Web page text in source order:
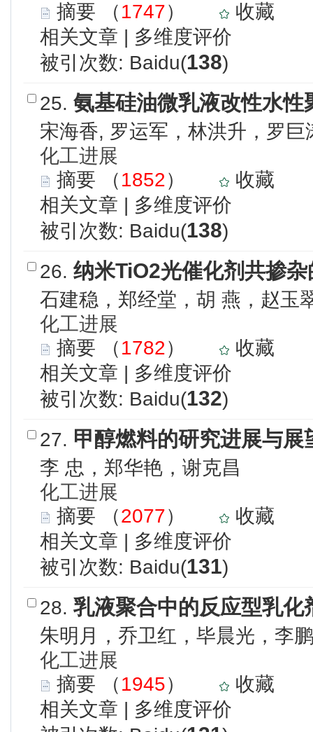
摘要 （1747）
收藏
相关文章 | 多维度评价
被引次数: Baidu(138)
25. 氨基硅油微乳液改性水性
宋海香, 罗运军，林洪升，罗巨
化工进展
摘要 （1852）
收藏
相关文章 | 多维度评价
被引次数: Baidu(138)
26. 纳米TiO2光催化剂共掺
石建稳，郑经堂，胡 燕，赵玉
化工进展
摘要 （1782）
收藏
相关文章 | 多维度评价
被引次数: Baidu(132)
27. 甲醇燃料的研究进展与展
李 忠，郑华艳，谢克昌
化工进展
摘要 （2077）
收藏
相关文章 | 多维度评价
被引次数: Baidu(131)
28. 乳液聚合中的反应型乳化
朱明月，乔卫红，毕晨光，李
化工进展
摘要 （1945）
收藏
相关文章 | 多维度评价